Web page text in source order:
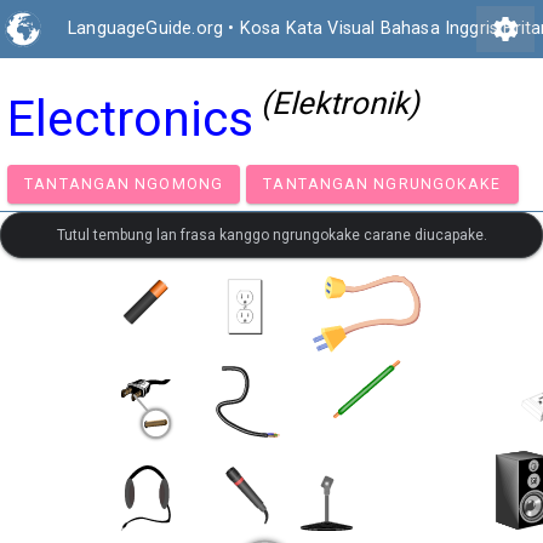
LanguageGuide.org • Kosa Kata Visual Bahasa Inggrissettings
Electronics (Elektronik)
TANTANGAN NGOMONG TANTANGAN
Tutul tembung lan frasa kanggo ngrungokake carane diucapake.